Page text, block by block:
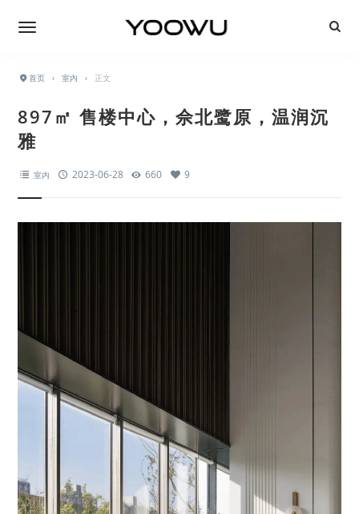
首页 › 室内 › 正文
897㎡ 售楼中心，佘北鹭原，温润沉
雅
室内 2023-06-28 660 9